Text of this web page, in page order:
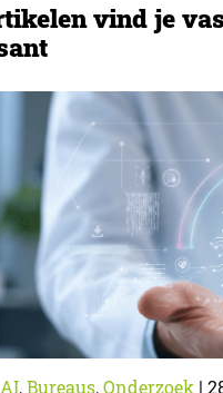
vind je
AI, Bureaus, Onderzoek |